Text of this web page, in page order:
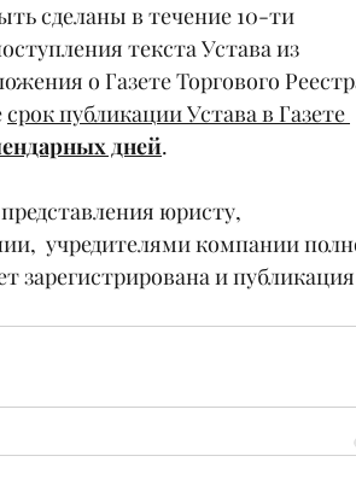
сделаны в течение 10-ти
текста Устава из
о Газете Торгового
срок публикации Устава в Газете
дней.
юристу,
учредителями компании
зарегистрирована и